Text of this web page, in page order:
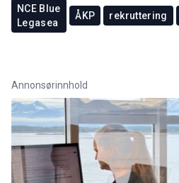
NCE Blue
Legasea
ÅKP rekruttering
Annonsørinnhold